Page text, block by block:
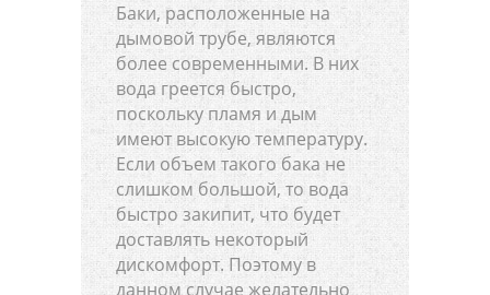
Баки, расположенные на
дымовой трубе, являются
более современными. В них
вода греется быстро,
поскольку пламя и дым
имеют высокую температуру.
Если объем такого бака не
слишком большой, то вода
быстро закипит, что будет
доставлять некоторый
дискомфорт. Поэтому в
данном случае желательно